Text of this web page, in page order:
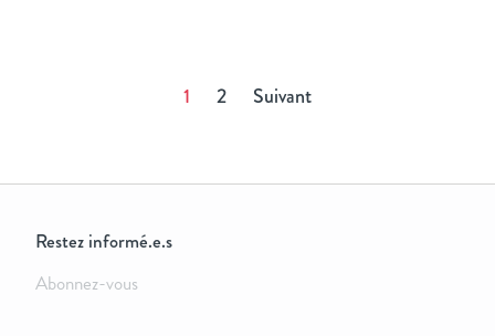
1 2 Suivant
Restez informé.e.s
Abonnez-vous